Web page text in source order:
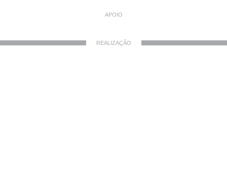
APOIO
REALIZAÇÃO